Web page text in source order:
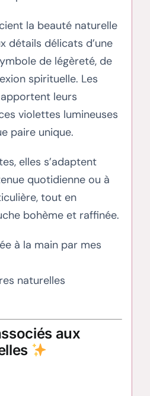
la beauté naturelle
détails délicats d’une
de légèreté, de
spirituelle. Les
leurs
violettes lumineuses
paire unique.
elles s’adaptent
quotidienne ou à
tout en
bohème et raffinée.
à la main par mes
naturelles
aux